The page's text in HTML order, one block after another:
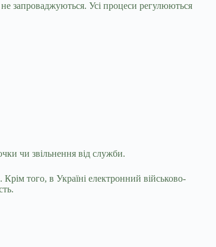
запроваджуються. Усі процеси регулюються
чи звільнення від служби.
того, в Україні електронний військово-